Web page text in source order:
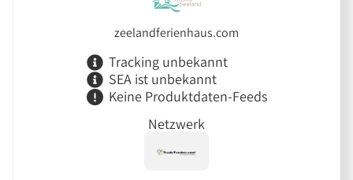
zeelandferienhaus.com
Tracking unbekannt
SEA ist unbekannt
Keine Produktdaten-Feeds
Netzwerk